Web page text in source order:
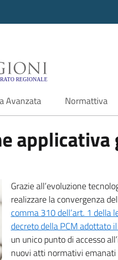
- Motore
Avanzata Normattiva
Grazie all’evoluzione
realizzare la convergenza
comma 310 dell’art. 1 della
decreto della PCM adottato
un unico punto di accesso
nuovi atti normativi emanati